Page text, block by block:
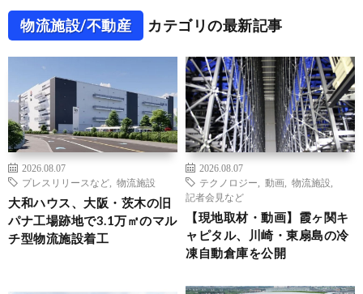
物流施設/不動産 カテゴリの最新記事
2026.08.07
プレスリリースなど
物流施設
大和ハウス、大阪・茨木の旧
パナ工場跡地で3.1万㎡のマル
チ型物流施設着工
2026.08.07
テクノロジー
動画 物流施設
記者会見など
【現地取材・動画】霞ヶ関キ
ャピタル、川崎・東扇島の冷
凍自動倉庫を公開